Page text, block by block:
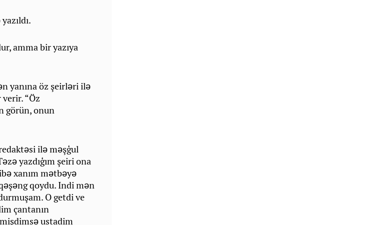
amma bir yazıya
yanına öz şeirləri ilə
“Öz
görün, onun
ilə məşģul
yazdıģım şeiri ona
xanım mətbəyə
qoydu. Indi mən
O getdi ve
çantanın
ustadim